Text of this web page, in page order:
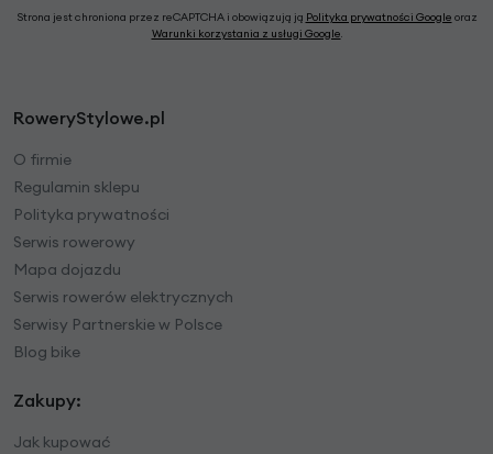
Strona jest chroniona przez reCAPTCHA i obowiązują ją Polityka prywatności Google oraz
Warunki korzystania z usługi Google.
RoweryStylowe.pl
O firmie
Regulamin sklepu
Polityka prywatności
Serwis rowerowy
Mapa dojazdu
Serwis rowerów elektrycznych
Serwisy Partnerskie w Polsce
Blog bike
Zakupy:
Jak kupować